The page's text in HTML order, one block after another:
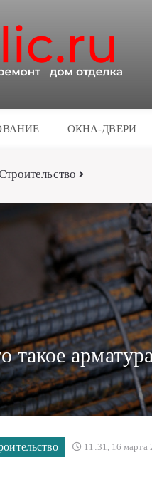
ОКНА-ДВЕРИ
такое
11:31, 16 марта